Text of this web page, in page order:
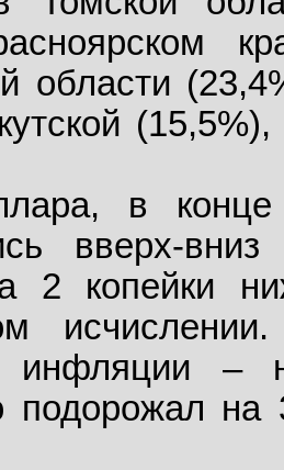
области
в
вверх-
2 копейки
инфляции –
подорожал